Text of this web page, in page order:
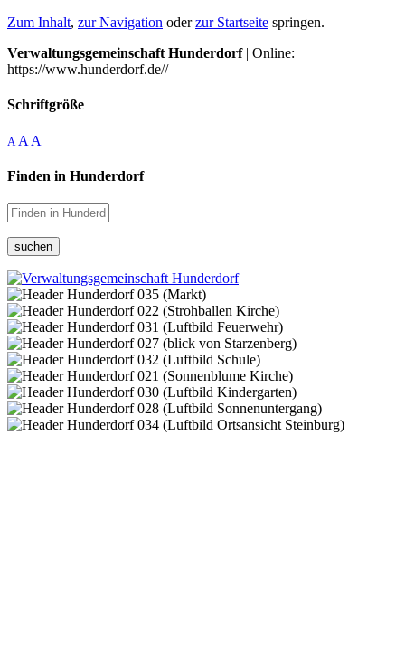
Zum Inhalt, zur Navigation oderzur Startseite springen.
Verwaltungsgemeinschaft Hunderdorf| Online:
https://www.hunderdorf.de//
Schriftgröße
A A A
Finden in Hunderdorf
suchen